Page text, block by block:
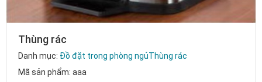
Thùng rác
Danh mục: Đồ đặt trong phòng ngủThùng rác
Mã sản phẩm: aaa